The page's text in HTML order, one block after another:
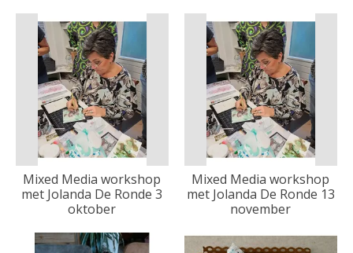
Mixed Media workshop
met Jolanda De Ronde 3
oktober
Mixed Media workshop
met Jolanda De Ronde 13
november